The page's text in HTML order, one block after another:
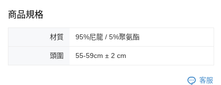
商品規格
材質 95%尼龍 / 5%聚氨酯
頭圍 55-59cm ± 2 cm
客服